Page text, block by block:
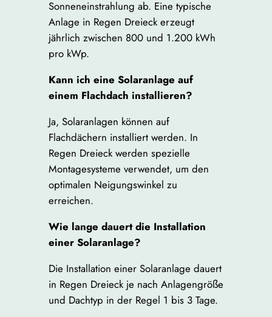
Sonneneinstrahlung ab. Eine typische
Anlage in Regen Dreieck erzeugt
jährlich zwischen 800 und 1.200 kWh
pro kWp.
Kann ich eine Solaranlage auf
einem Flachdach installieren?
Ja, Solaranlagen können auf
Flachdächern installiert werden. In
Regen Dreieck werden spezielle
Montagesysteme verwendet, um den
optimalen Neigungswinkel zu
erreichen.
Wie lange dauert die Installation
einer Solaranlage?
Die Installation einer Solaranlage dauert
in Regen Dreieck je nach Anlagengröße
und Dachtyp in der Regel 1 bis 3 Tage.